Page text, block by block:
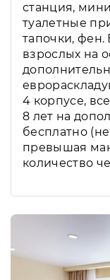
станция,
туалетные
тапочки,
взрослых на
4 корпусе,
8 лет на
бесплатно
превышая
количество